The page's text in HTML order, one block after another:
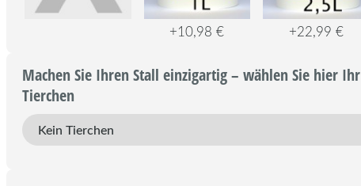
+10,98 € +22,99 €
Machen Sie Ihren Stall einzigartig – wählen Sie hier Ihr
Tierchen